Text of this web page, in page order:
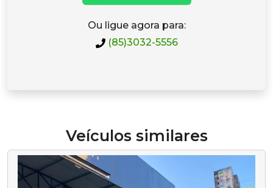
Ou ligue agora para:
(85)3032-5556
Veículos similares